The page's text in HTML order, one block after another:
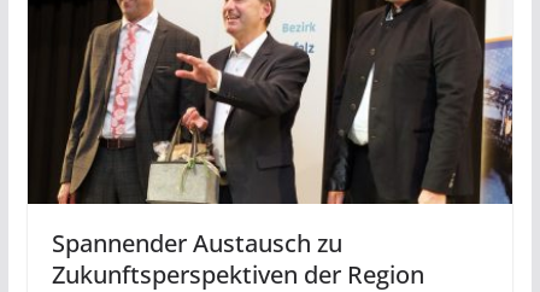
Spannender Austausch zu
Zukunftsperspektiven der Region